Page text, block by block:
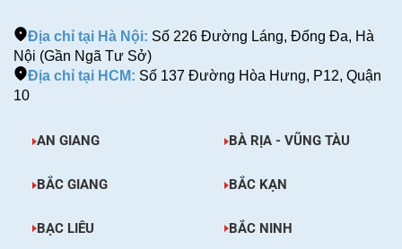
Địa chỉ tại Hà Nội: Số 226 Đường Láng, Đống Đa, Hà
Nội (Gần Ngã Tư Sở)
Địa chỉ tại HCM: Số 137 Đường Hòa Hưng, P12, Quận
10
AN GIANG BÀ RỊA - VŨNG TÀU
BẮC GIANG BẮC KẠN
BẠC LIÊU BẮC NINH